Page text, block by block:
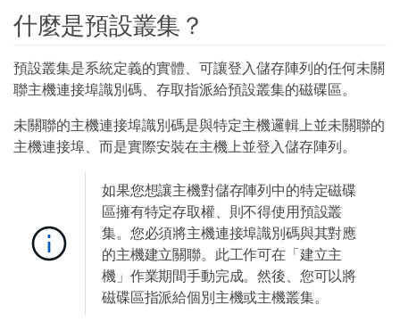
什麼是預設叢集？
預設叢集是系統定義的實體、可讓登入儲存陣列的任何未關
聯主機連接埠識別碼、存取指派給預設叢集的磁碟區。
未關聯的主機連接埠識別碼是與特定主機邏輯上並未關聯的
主機連接埠、而是實際安裝在主機上並登入儲存陣列。
如果您想讓主機對儲存陣列中的特定磁碟
區擁有特定存取權、則不得使用預設叢
集。您必須將主機連接埠識別碼與其對應
的主機建立關聯。此工作可在「建立主
機」作業期間手動完成。然後、您可以將
磁碟區指派給個別主機或主機叢集。